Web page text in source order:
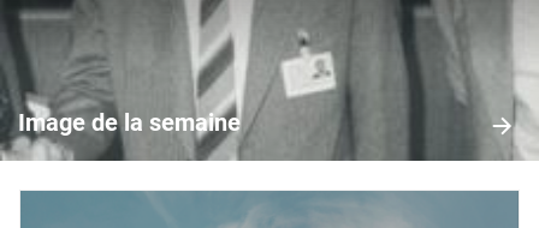
Image de la semaine
Image
de
semaine